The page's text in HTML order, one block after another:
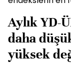
Aylık YD-
daha
yüksek